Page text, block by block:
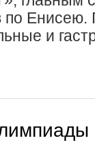
Енисею.
и